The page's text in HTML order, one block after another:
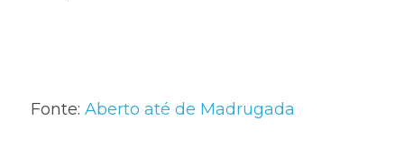
Fonte: Aberto até de Madrugada